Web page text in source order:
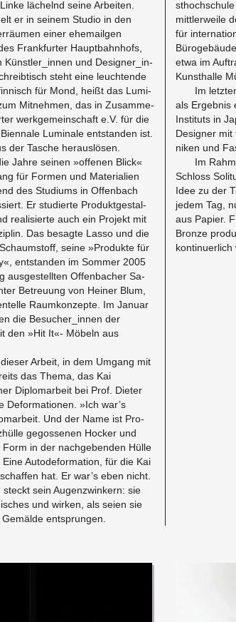
lächelnd seine Ar­beiten.
er in seinem Stu­dio in den
einer ehe­mail­gen
Frank­furter Haupt­bahn­hofs,
Künstler_in­nen und De­sign­er_in­
steht eine leuch­t­ende
für Mond, heißt das Lu­mi­
Mit­nehmen, das in Zusam­me­
werkge­mein­schaft e.V. für die
Lu­mi­nale ent­standen ist.
der Tasche her­auslösen.
Jahre seinen »of­fe­nen Blick«
für For­men und Ma­te­ri­alien
des Studi­ums in Of­fen­bach
Er studierte Pro­duk­t­gestal­
re­al­isierte auch ein Pro­jekt mit
Das be­sagte Lasso und die
seine »Pro­dukte für
ent­standen im Som­mer 2005
aus­gestell­ten Of­fen­bacher Sa­
Be­treu­ung von Heiner Blum,
Raumkonzepte. Im Jan­uar
die Be­such­er_in­nen der
den »Hit It«- Möbeln aus
Ar­beit, in dem Um­gang mit
das Thema, das Kai
Diplo­mar­beit bei Prof. Di­eter
De­for­ma­tio­nen. »Ich war’s
Und der Name ist Pro­
gegosse­nen Hocker und
in der nachgeben­den Hülle
Au­tode­for­ma­tion, für die Kai
hat. Er war’s eben nicht.
sein Au­gen­zwinkern: sie
und wirken, als seien sie
entsprun­gen.
mit­tler­weile
für
etwa im
Kun­sthalle
Im
als Ergeb­nis
In­sti­tuts in
De­signer
niken und
Im
Schloss
Idee zu der
jedem Tag,
aus Pa­pier.
Bronze
kon­tin­uer­lich